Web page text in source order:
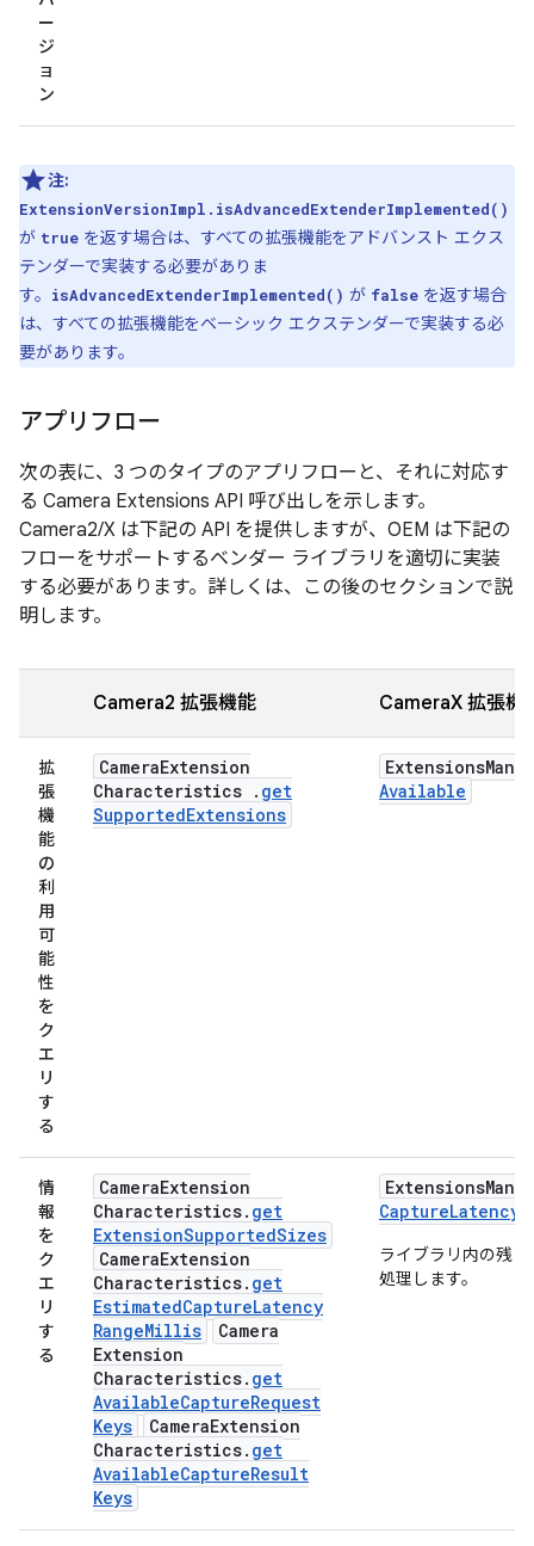
ー
ジ
ョ
ン
注:
ExtensionVersionImpl.isAdvancedExtenderImplemented()
が true を返す場合は、すべての拡張機能をアドバンスト エクス
テンダーで実装する必要がありま
す。
isAdvancedExtenderImplemented() が false を返す場合
は、すべての拡張機能をベーシック エクステンダーで実装する必
要があります。
アプリフロー
次の表に、3 つのタイプのアプリフローと、それに対応す
る Camera Extensions API 呼び出しを示します。
Camera2/X は下記の API を提供しますが、OEM は下記の
フローをサポートするベンダー ライブラリを適切に実装
する必要があります。詳しくは、この後のセクションで説
明します。
Camera2 拡張機能 CameraX 拡張機
拡
張
機
能
の
利
用
可
能
性
を
ク
エ
リ
す
る
CameraExtension
Characteristics . get
SupportedExtensions
Extensions
Available
情
報
を
ク
エ
リ
す
る
CameraExtension
Characteristics. get
ExtensionSupportedSizes
CameraExtension
Characteristics. get
EstimatedCaptureLatency
RangeMillis
Camera
Extension
Characteristics. get
AvailableCaptureRequest
Keys
CameraExtension
Characteristics. get
AvailableCaptureResult
Keys
Extensions
CaptureLatency
ライブラリ内の残
処理します。